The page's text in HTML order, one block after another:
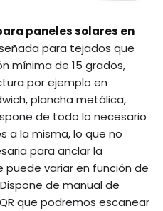
paneles solares en
para tejados que
mínima de 15 grados,
por ejemplo en
plancha metálica,
de todo lo necesario
a la misma, lo que no
para anclar la
variar en función de
de manual de
que podremos escanear